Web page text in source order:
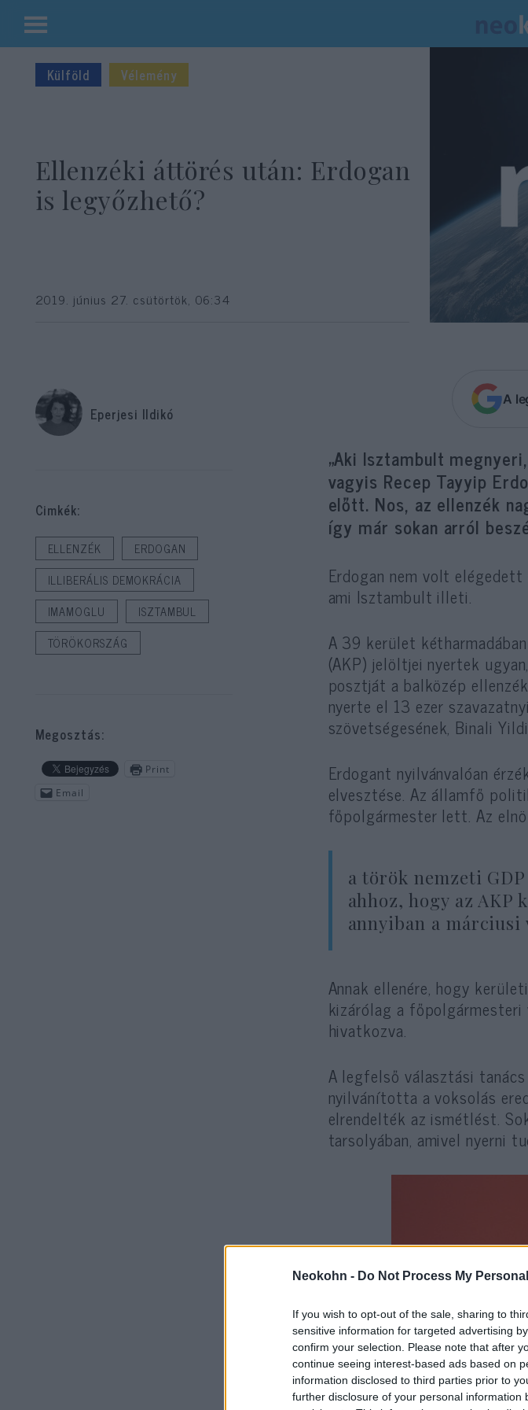
Neokohn - Do Not Process My
If you wish to opt-out of the sale, sharing to
sensitive information for targeted advertising
confirm your selection. Please note that after
continue seeing interest-based ads based on
information disclosed to third parties prior to
further disclosure of your personal information
Kilépés
tartalomba
Külföld Vélemény
Ellenzéki áttörés után: Erdogan
is legyőzhető?
2019. június 27. csütörtök, 06:34
A
„Aki Isztambult
vagyis Recep Tayyip
előtt. Nos, az ellenzék
így már sokan arról
Erdogan nem volt
ami Isztambult illeti.
A 39 kerület
(AKP) jelöltjei nyertek
posztját a balközép
nyerte el 13 ezer
szövetségesének, Binali
Erdogant nyilvánvalóan
elvesztése. Az államfő
főpolgármester lett. Az
a török nemzeti
ahhoz, hogy az AKP
annyiban a márciusi
Annak ellenére, hogy
kizárólag a
hivatkozva.
A legfelső választási
nyilvánította a voksolás
elrendelték az ismétlést.
tarsolyában, amivel nyerni
Eperjesi Ildikó
Cimkék:
ELLENZÉK
ERDOGAN
ILLIBERÁLIS DEMOKRÁCIA
IMAMOGLU
ISZTAMBUL
TÖRÖKORSZÁG
Megosztás:
Print
Email